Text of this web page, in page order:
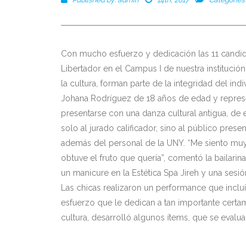
Con mucho esfuerzo y dedicación las 11
Libertador en el Campus I de nuestra
la cultura, forman parte de la integridad del
Johana Rodríguez de 18 años de edad y
presentarse con una danza cultural antigua,
solo al jurado calificador, sino al público
además del personal de la UNY. “Me siento
obtuve el fruto que quería”, comentó la
un manicure en la Estética Spa Jireh y una
Las chicas realizaron un performance que
esfuerzo que le dedican a tan importante
cultura, desarrolló algunos ítems, que se